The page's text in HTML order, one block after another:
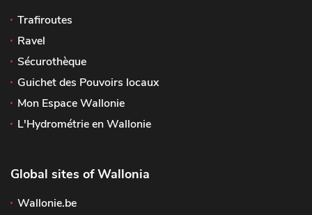
Trafiroutes
Ravel
Sécurothèque
Guichet des Pouvoirs locaux
Mon Espace Wallonie
L'Hydrométrie en Wallonie
Global sites of Wallonia
Wallonie.be